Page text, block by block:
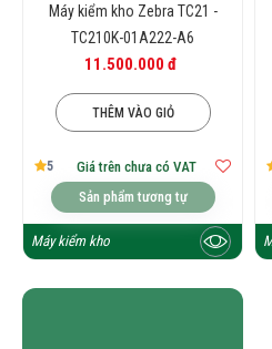
Máy kiểm kho Zebra TC21 -
TC210K-01A222-A6
11.500.000 đ
THÊM VÀO GIỎ
5
Giá trên chưa có VAT
Sản phẩm tương tự
Máy kiểm kho